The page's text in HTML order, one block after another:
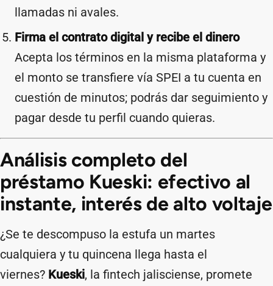
llamadas ni avales.
Firma el contrato digital y recibe el dinero
Acepta los términos en la misma plataforma y
el monto se transfiere vía SPEI a tu cuenta en
cuestión de minutos; podrás dar seguimiento y
pagar desde tu perfil cuando quieras.
Análisis completo del
préstamo Kueski: efectivo al
instante, interés de alto voltaje
¿Se te descompuso la estufa un martes
cualquiera y tu quincena llega hasta el
viernes? Kueski, la fintech jalisciense, promete